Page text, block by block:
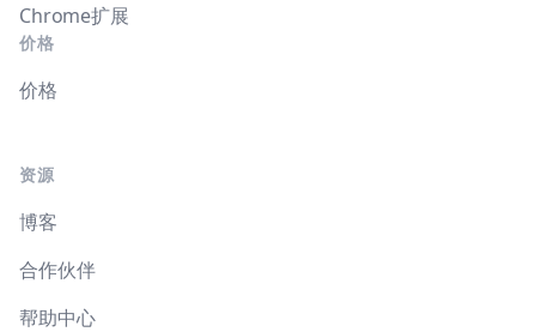
Chrome扩展
价格
价格
资源
博客
合作伙伴
帮助中心